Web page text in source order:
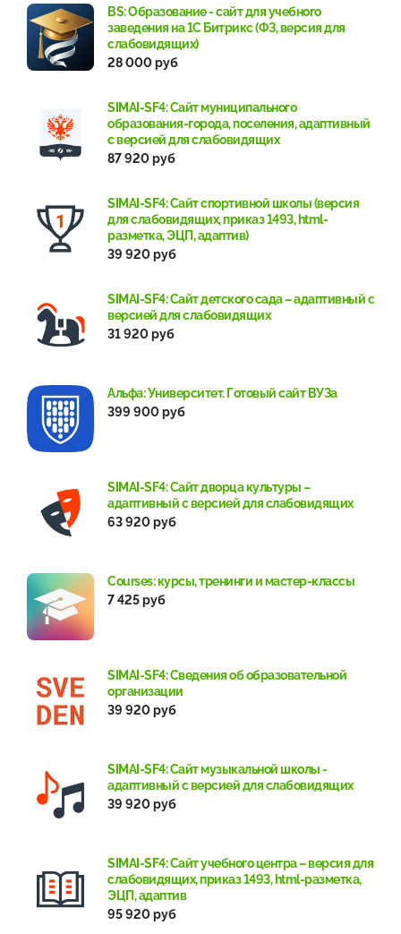
BS: Образование - сайт для учебного
заведения на 1С Битрикс (ФЗ, версия для
слабовидящих)
28 000 руб
SIMAI-SF4: Сайт муниципального
образования-города, поселения, адаптивный
с версией для слабовидящих
87 920 руб
SIMAI-SF4: Сайт спортивной школы (версия
для слабовидящих, приказ 1493, html-
разметка, ЭЦП, адаптив)
39 920 руб
SIMAI-SF4: Сайт детского сада – адаптивный с
версией для слабовидящих
31 920 руб
Альфа: Университет. Готовый сайт ВУЗа
399 900 руб
SIMAI-SF4: Сайт дворца культуры –
адаптивный с версией для слабовидящих
63 920 руб
Courses: курсы, тренинги и мастер-классы
7 425 руб
SIMAI-SF4: Сведения об образовательной
организации
39 920 руб
SIMAI-SF4: Сайт музыкальной школы -
адаптивный с версией для слабовидящих
39 920 руб
SIMAI-SF4: Сайт учебного центра – версия для
слабовидящих, приказ 1493, html-разметка,
ЭЦП, адаптив
95 920 руб